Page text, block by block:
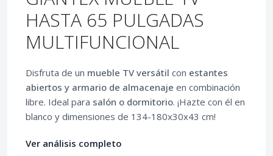
HASTA 65 PULGADAS
MULTIFUNCIONAL
Disfruta de un mueble TV versátil con estantes
abiertos y armario de almacenaje en combinación
libre. Ideal para salón o dormitorio. ¡Hazte con él en
blanco y dimensiones de 134-180x30x43 cm!
Ver análisis completo